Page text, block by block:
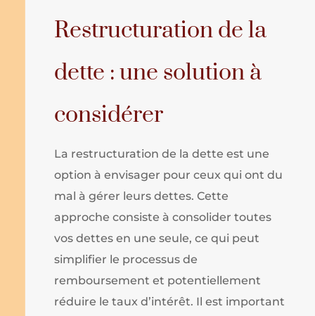
Restructuration de la
dette : une solution à
considérer
La restructuration de la dette est une
option à envisager pour ceux qui ont du
mal à gérer leurs dettes. Cette
approche consiste à consolider toutes
vos dettes en une seule, ce qui peut
simplifier le processus de
remboursement et potentiellement
réduire le taux d’intérêt. Il est important